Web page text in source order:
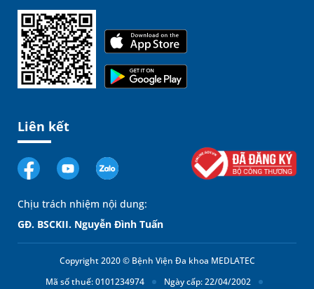
Liên kết
Chịu trách nhiệm nội dung:
GĐ. BSCKII. Nguyễn Đình Tuấn
Copyright 2020 © Bệnh Viện Đa khoa MEDLATEC
Mã số thuế: 0101234974
Ngày cấp: 22/04/2002